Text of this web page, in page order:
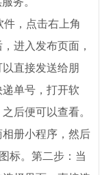
，点击右上角
进入发布页面，
直接发送给朋
单号，打开软
后便可以查看。
册小程序，然后
标。第二步：当